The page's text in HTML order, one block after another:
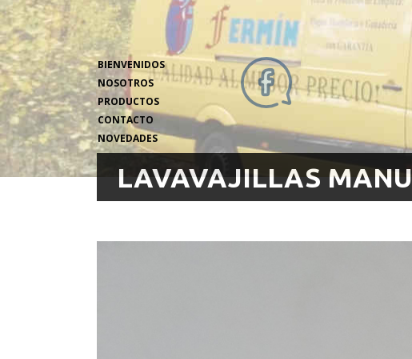
BIENVENIDOS
NOSOTROS
PRODUCTOS
CONTACTO
NOVEDADES
LAVAVAJILLAS